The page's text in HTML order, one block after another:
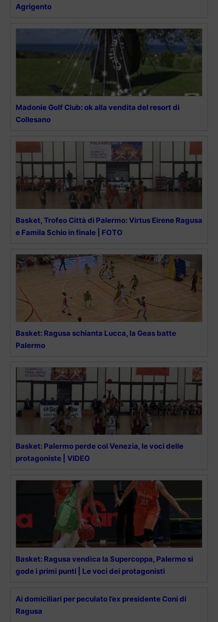
Agrigento
Madonie Golf Club: ok alla vendita del resort di
Collesano
Basket, Trofeo Città di Palermo: Virtus Eirene Ragusa
e Famila Schio in finale | FOTO
Basket: Ragusa schianta Lucca, la Geas batte
Palermo
Basket: Palermo perde col Venezia, le voci delle
protagoniste | VIDEO
Basket: Ragusa vendica la Supercoppa, Palermo si
gode i primi punti | Le voci dei protagonisti
Ai domiciliari per peculato l’ex presidente Coni di
Ragusa